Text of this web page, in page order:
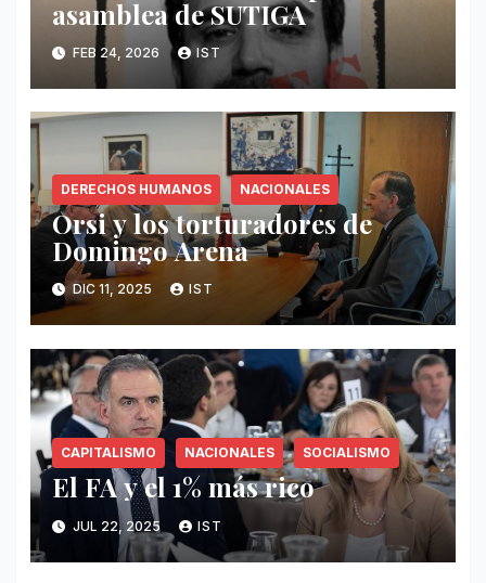
asamblea de SUTIGA
FEB 24, 2026 IST
DERECHOS HUMANOS NACIONALES
Orsi y los torturadores de
Domingo Arena
DIC 11, 2025 IST
CAPITALISMO NACIONALES SOCIALISMO
El FA y el 1% más rico
JUL 22, 2025 IST